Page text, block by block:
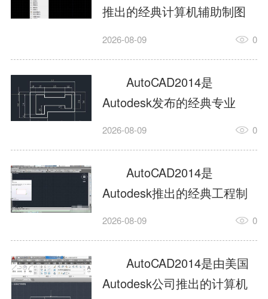
推出的经典计算机辅助制图
工具，主打稳定2D施工图绘
行业工程设计。版本新增图
纸标签页、实景地理地图、
协同设计交流模块，优化命
令行智能纠错与图层批量管
理，支持Win8触屏操作、点
云扫描数据导入，兼容各类
DWG图纸格式，文件互通...
2026-08-09 0
AutoCAD2014是
Autodesk发布的经典专业
CAD制图设计软件，是工程
绘图工具。软件专注精准二
维绘图、图纸编辑、参数化
设计及基础三维建模，广泛
应用于建筑设计、机械制
造、土木工程、室内设计等
多个行业。软件优化绘图流
畅度与文件兼容性，支持参
2026-08-09 0
AutoCAD2014是
Autodesk推出的经典工程制
图设计软件，主打高效精准
建模作业，适配建筑、机
械、市政、室内设计等多行
业场景。软件优化运行机制
2026-08-09 0
AutoCAD2014是由美国
Autodesk公司推出的计算机